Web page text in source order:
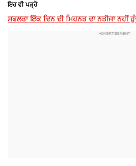
ਇਹ ਵੀ ਪੜ੍ਹੋ
ਸਫਲਤਾ ਇੱਕ ਦਿਨ ਦੀ ਮਿਹਨਤ ਦਾ ਨਤੀਜਾ ਨਹੀਂ